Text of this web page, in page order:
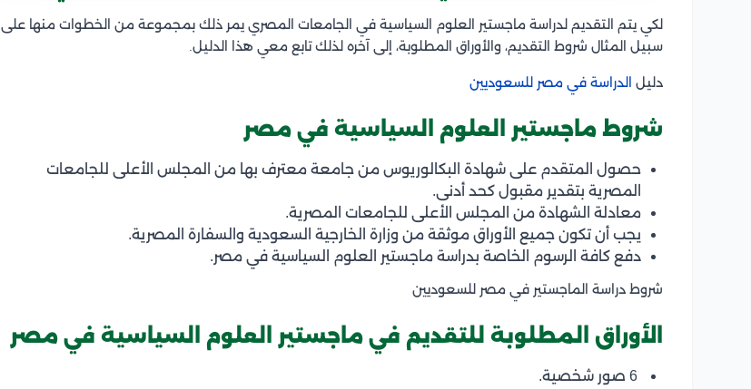
لكي يتم التقديم لدراسة ماجستير العلوم السياسية في الجامعات المصري يمر ذلك بمجموعة من الخطوات منها على
سبيل المثال شروط التقديم، والأوراق المطلوبة، إلى آخره لذلك تابع معي هذا الدليل.
دليل الدراسة في مصر للسعوديين
شروط ماجستير العلوم السياسية في مصر
حصول المتقدم على شهادة البكالوريوس من جامعة معترف بها من المجلس الأعلى للجامعات
المصرية بتقدير مقبول كحد أدنى.
معادلة الشهادة من المجلس الأعلى للجامعات المصرية.
يجب أن تكون جميع الأوراق موثقة من وزارة الخارجية السعودية والسفارة المصرية.
دفع كافة الرسوم الخاصة بدراسة ماجستير العلوم السياسية في مصر.
شروط دراسة الماجستير في مصر للسعوديين
الأوراق المطلوبة للتقديم في ماجستير العلوم السياسية في مصر